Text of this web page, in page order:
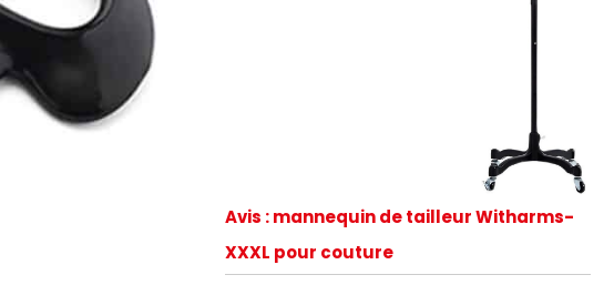
Avis : mannequin de tailleur Witharms-
XXXL pour couture